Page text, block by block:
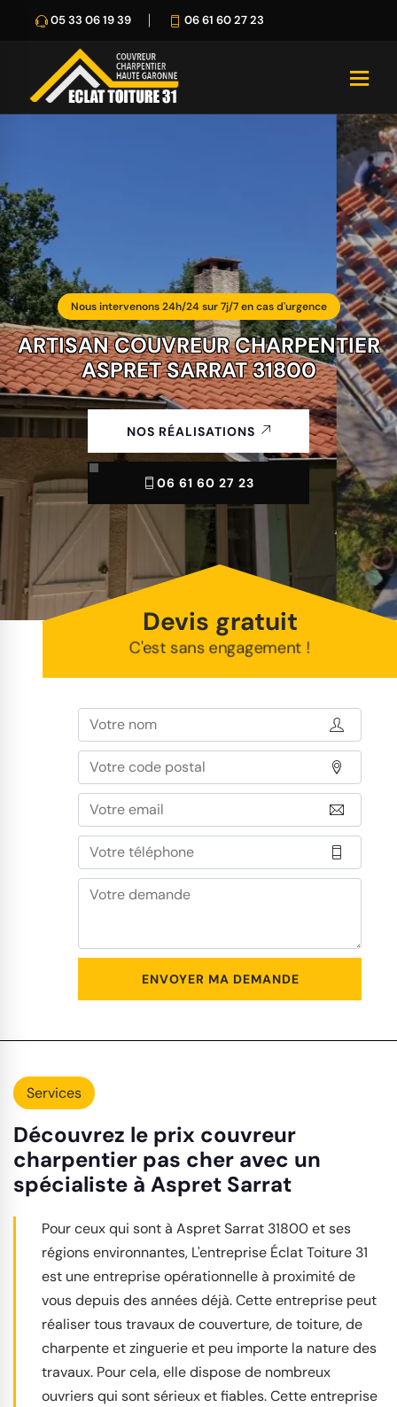
05 33 06 19 39 06 61 60 27 23
Nous intervenons 24h/24 sur 7j/7 en cas d'urgence
ARTISAN COUVREUR CHARPENTIER
ASPRET SARRAT 31800
NOS RÉALISATIONS
06 61 60 27 23
Devis gratuit
C'est sans engagement !
Services
Découvrez le prix couvreur
charpentier pas cher avec un
spécialiste à Aspret Sarrat
Pour ceux qui sont à Aspret Sarrat 31800 et ses
régions environnantes, L'entreprise Éclat Toiture 31
est une entreprise opérationnelle à proximité de
vous depuis des années déjà. Cette entreprise peut
réaliser tous travaux de couverture, de toiture, de
charpente et zinguerie et peu importe la nature des
travaux. Pour cela, elle dispose de nombreux
ouvriers qui sont sérieux et fiables. Cette entreprise